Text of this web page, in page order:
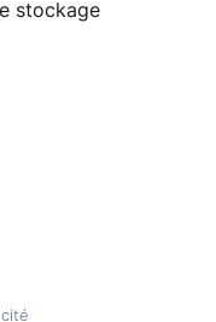
stockage